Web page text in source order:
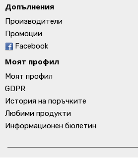
Допълнения
Производители
Промоции
Facebook
Моят профил
Моят профил
GDPR
История на поръчките
Любими продукти
Информационен бюлетин